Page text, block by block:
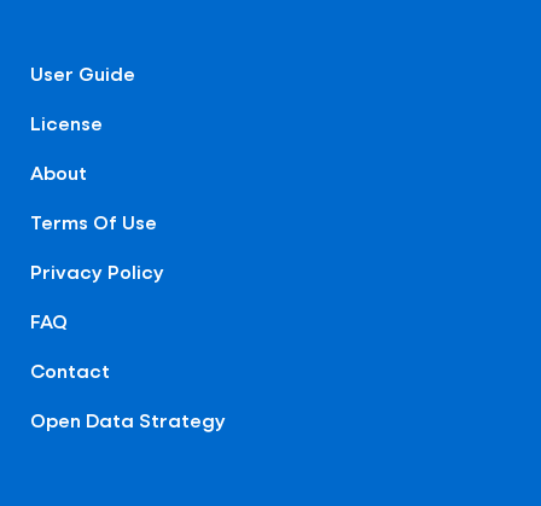
User Guide
License
About
Terms Of Use
Privacy Policy
FAQ
Contact
Open Data Strategy